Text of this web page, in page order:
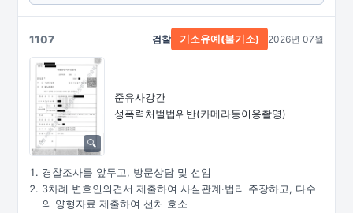
1107
준유사강간
성폭력처벌법위반(카메라등이용촬영)
검찰 기소유예(불기소) 2026년 07월
경찰조사를 앞두고, 방문상담 및 선임
3차례 변호인의견서 제출하여 사실관계·법리 주장하고, 다수
의 양형자료 제출하여 선처 호소